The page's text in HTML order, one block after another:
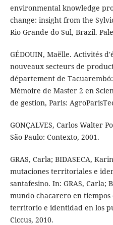
environmental knowledge
change: insight from the
Rio Grande do Sul, Brazil.
GÉDOUIN, Maëlle. Activités
nouveaux secteurs de
département de
Mémoire de Master 2 en
de gestion, Paris:
GONÇALVES, Carlos Walter
São Paulo: Contexto, 2001.
GRAS, Carla; BIDASECA,
mutaciones territoriales e
santafesino. In: GRAS, Carla;
mundo chacarero en tiempos
territorio e identidad en los
Ciccus, 2010.